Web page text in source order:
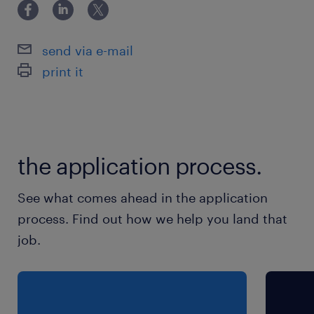
essentiel pour assurer la fluidité du transport,
communication efficace avec les chauffeurs
et les clients. Le rôle exige de l'efficacité, un
christine.ferland@randstad.ca
Avantages
Salaire compétitif et avantages sociaux très
send via e-mail
print it
the application process.
See what comes ahead in the application
process. Find out how we help you land that
job.